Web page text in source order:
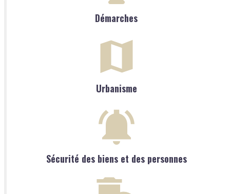
Démarches
Urbanisme
Sécurité des biens et des personnes